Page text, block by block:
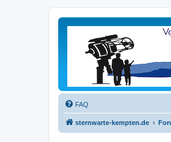
FAQ
sternwarte-kempten.de